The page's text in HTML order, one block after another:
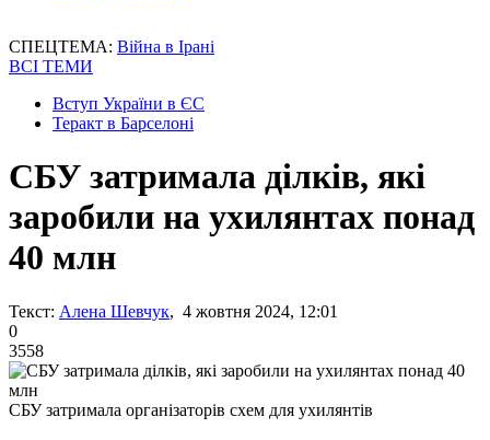
СПЕЦТЕМА: Війна в Ірані
ВСІ ТЕМИ
Вступ України в ЄС
Теракт в Барселоні
СБУ затримала ділків, які
заробили на ухилянтах понад
40 млн
Текст: Алена Шевчук, 4 жовтня 2024, 12:01
0
3558
СБУ затримала організаторів схем для ухилянтів